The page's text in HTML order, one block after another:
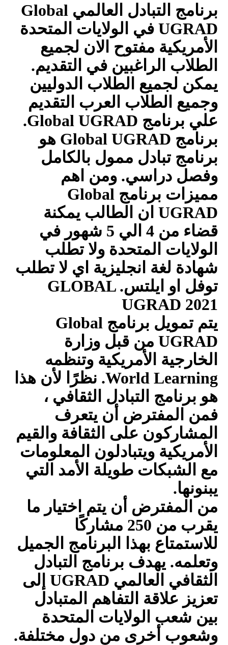
برنامج التبادل العالمي Global
UGRAD في الولايات المتحدة
الأمريكية مفتوح الان لجميع
الطلاب الراغبين في التقديم.
يمكن لجميع الطلاب الدوليين
وجميع الطلاب العرب التقديم
علي برنامج Global UGRAD
.
برنامج Global UGRAD هو
برنامج تبادل ممول بالكامل
وفصل دراسي. ومن اهم
مميزات برنامج Global
UGRAD ان الطالب يمكنة
قضاء من 4 الي 5 شهور في
الولايات المتحدة ولا تطلب
شهادة لغة انجليزية اي لا تطلب
توفل او ايلتس.GLOBAL
UGRAD 2021
يتم تمويل برنامج Global
UGRAD من قبل وزارة
الخارجية الأمريكية وتنظمه
World Learning. نظرًا لأن هذا
هو برنامج التبادل الثقافي ،
فمن المفترض أن يتعرف
المشاركون على الثقافة والقيم
الأمريكية ويتبادلون المعلومات
مع الشبكات طويلة الأمد التي
يبنونها.
من المفترض أن يتم اختيار ما
يقرب من 250 مشاركًا
للاستمتاع بهذا البرنامج الجميل
وتعلمه. يهدف برنامج التبادل
الثقافي العالمي UGRAD إلى
تعزيز علاقة التفاهم المتبادل
بين شعب الولايات المتحدة
وشعوب أخرى من دول مختلفة.